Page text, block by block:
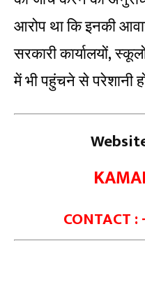
आरोप था कि इनकी
सरकारी कार्यालयों,
में भी पहुंचने से परेशानी
CONTACT